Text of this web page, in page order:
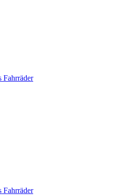
Fahrräder
Fahrräder